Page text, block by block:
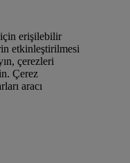
için erişilebilir
etkinleştirilmesi
çerezleri
Çerez
aracı